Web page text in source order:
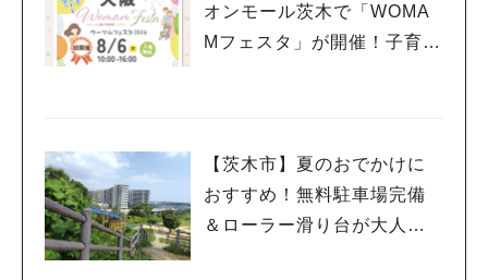
オンモール茨木で「WOMA
Mフェスタ」が開催！子育て
【茨木市】夏のおでかけに
おすすめ！無料駐車場完備
＆ローラー滑り台が大人気